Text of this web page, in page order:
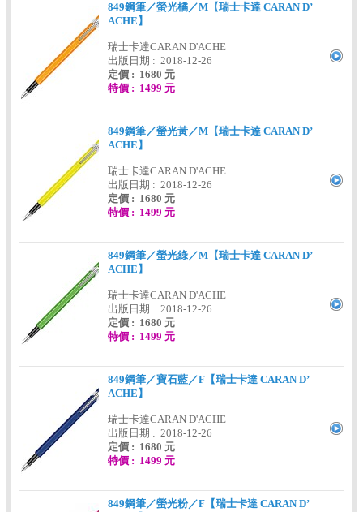
849鋼筆／螢光橘／M【瑞士卡達 CARAN D’
ACHE】
瑞士卡達CARAN D'ACHE
出版日期 : 2018-12-26
定價 : 1680 元
特價 : 1499 元
849鋼筆／螢光黃／M【瑞士卡達 CARAN D’
ACHE】
瑞士卡達CARAN D'ACHE
出版日期 : 2018-12-26
定價 : 1680 元
特價 : 1499 元
849鋼筆／螢光綠／M【瑞士卡達 CARAN D’
ACHE】
瑞士卡達CARAN D'ACHE
出版日期 : 2018-12-26
定價 : 1680 元
特價 : 1499 元
849鋼筆／寶石藍／F【瑞士卡達 CARAN D’
ACHE】
瑞士卡達CARAN D'ACHE
出版日期 : 2018-12-26
定價 : 1680 元
特價 : 1499 元
849鋼筆／螢光粉／F【瑞士卡達 CARAN D’